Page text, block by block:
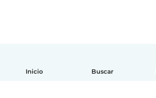
Inicio Buscar